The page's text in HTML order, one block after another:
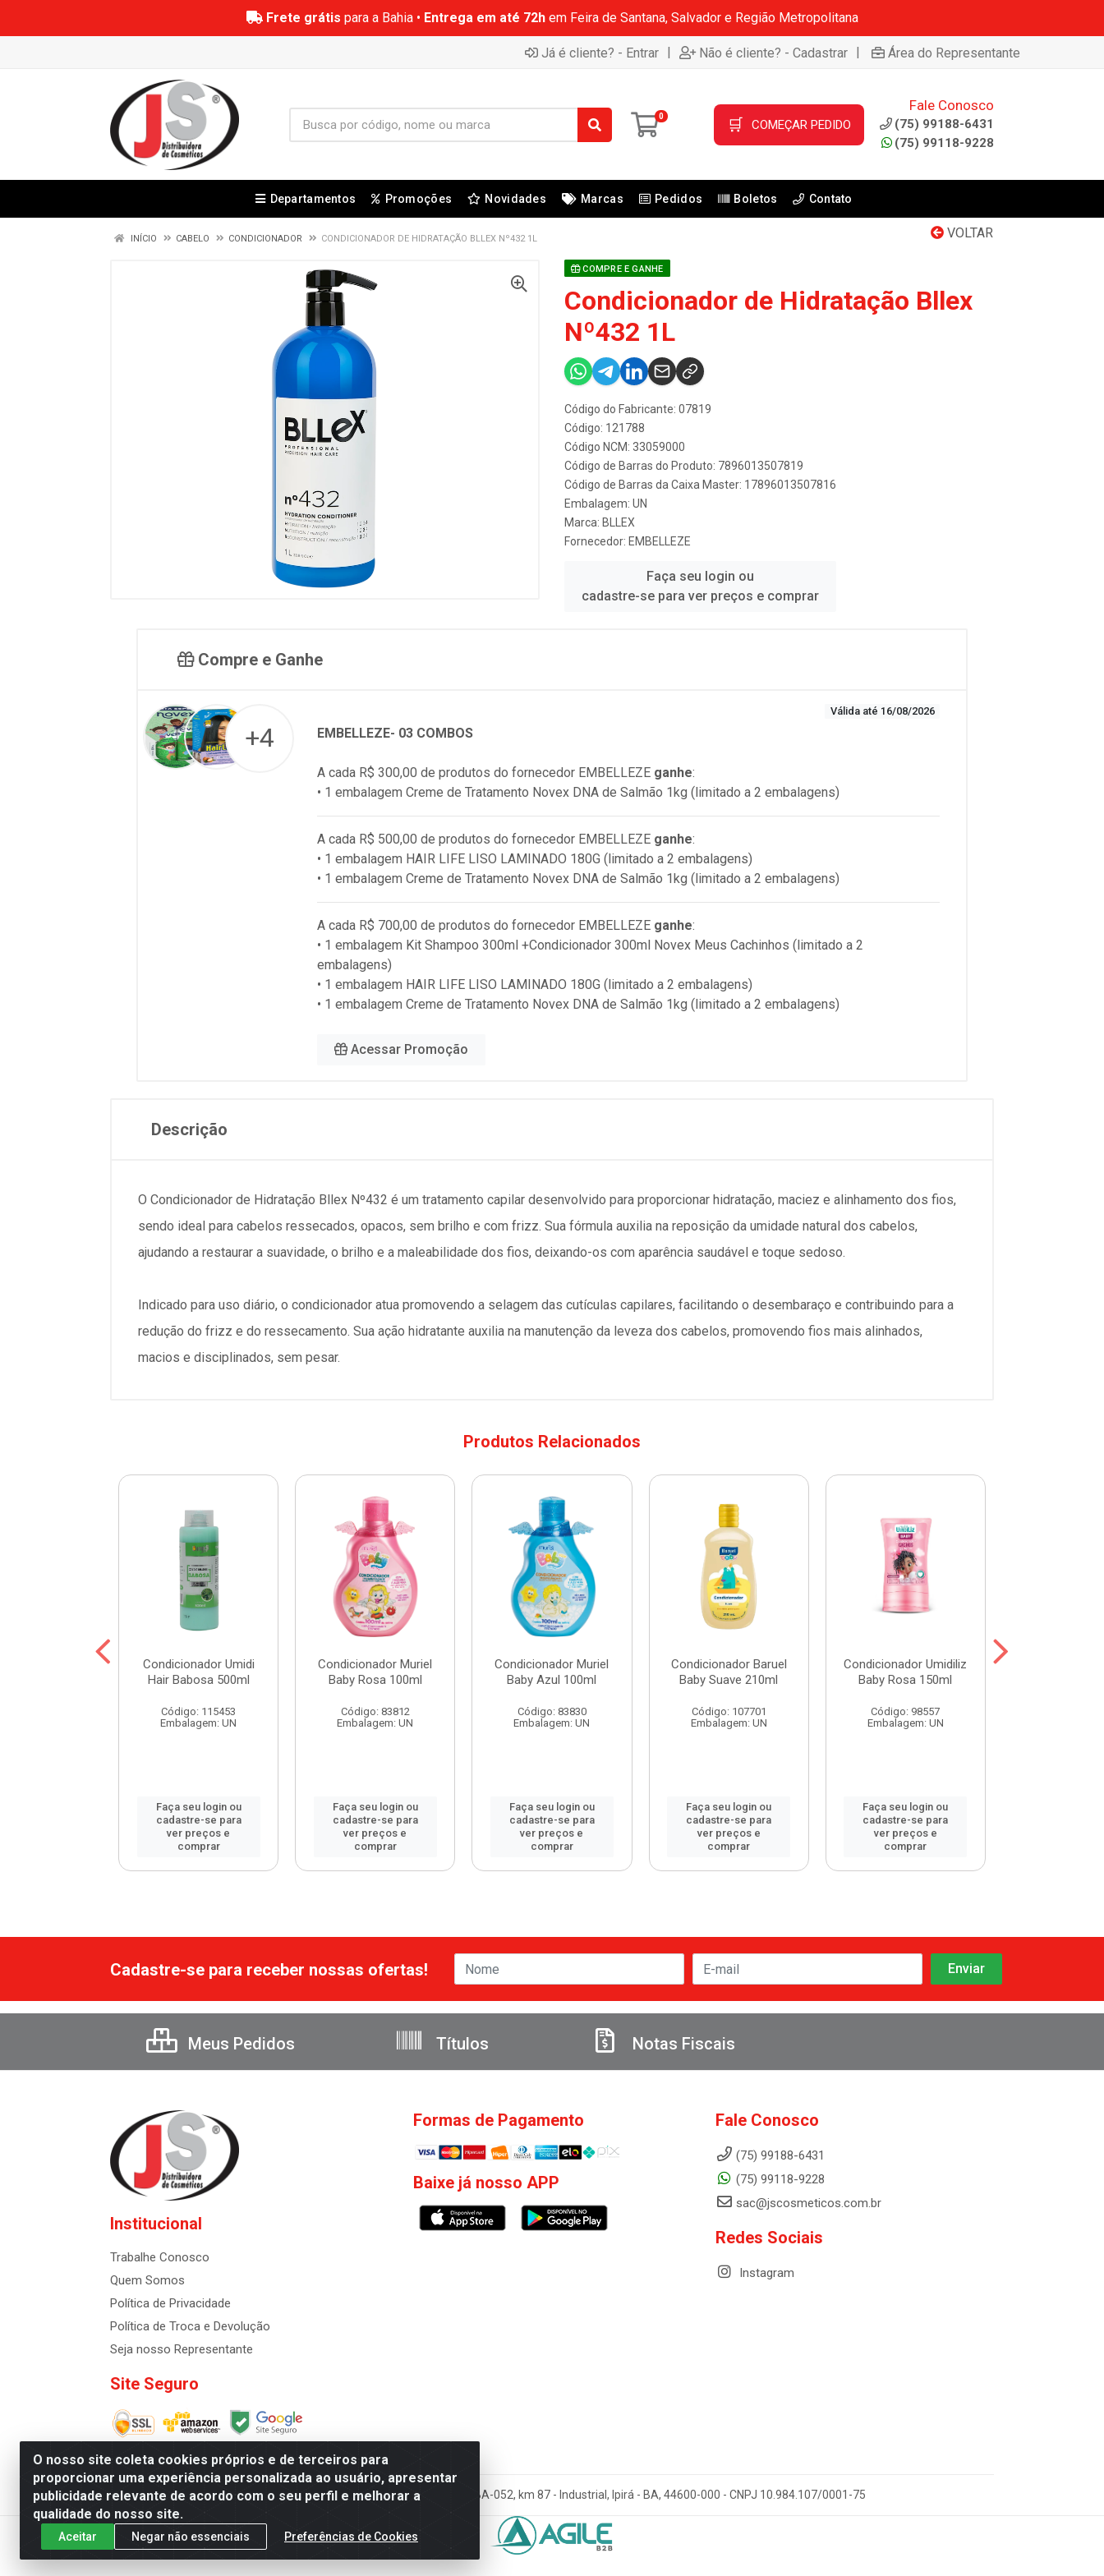
Frete grátis para a Bahia • Entrega em até 72hem Feira de Santana, Salvador e Região Metropolitana
Já é cliente? - Entrar | Não é cliente? - Cadastrar | Área do Representante
0 🛒 COMEÇAR PEDIDO
Fale Conosco
(75) 99188-6431
(75) 99118-9228
Departamentos Promoções Novidades Marcas Pedidos Boletos Contato
VOLTAR
INÍCIO CABELO CONDICIONADOR CONDICIONADOR DE HIDRATAÇÃO BLLEX Nº432 1L
COMPRE E GANHE
Condicionador de Hidratação Bllex
Nº432 1L
Código do Fabricante: 07819
Código: 121788
Código NCM: 33059000
Código de Barras do Produto: 7896013507819
Código de Barras da Caixa Master: 17896013507816
Embalagem: UN
Marca: BLLEX
Fornecedor: EMBELLEZE
Faça seu login ou
cadastre-se para ver preços e comprar
Compre e Ganhe
+4
Válida até 16/08/2026
EMBELLEZE- 03 COMBOS
A cada R$ 300,00 de produtos do fornecedor EMBELLEZE ganhe:
• 1 embalagem Creme de Tratamento Novex DNA de Salmão 1kg (limitado a 2 embalagens)
A cada R$ 500,00 de produtos do fornecedor EMBELLEZE ganhe:
• 1 embalagem HAIR LIFE LISO LAMINADO 180G (limitado a 2 embalagens)
• 1 embalagem Creme de Tratamento Novex DNA de Salmão 1kg (limitado a 2 embalagens)
A cada R$ 700,00 de produtos do fornecedor EMBELLEZE ganhe:
• 1 embalagem Kit Shampoo 300ml +Condicionador 300ml Novex Meus Cachinhos (limitado a 2
embalagens)
• 1 embalagem HAIR LIFE LISO LAMINADO 180G (limitado a 2 embalagens)
• 1 embalagem Creme de Tratamento Novex DNA de Salmão 1kg (limitado a 2 embalagens)
Acessar Promoção
Descrição
O Condicionador de Hidratação Bllex Nº432 é um tratamento capilar desenvolvido para proporcionar hidratação, maciez e alinhamento dos fios,
sendo ideal para cabelos ressecados, opacos, sem brilho e com frizz. Sua fórmula auxilia na reposição da umidade natural dos cabelos,
ajudando a restaurar a suavidade, o brilho e a maleabilidade dos fios, deixando-os com aparência saudável e toque sedoso.
Indicado para uso diário, o condicionador atua promovendo a selagem das cutículas capilares, facilitando o desembaraço e contribuindo para a
redução do frizz e do ressecamento. Sua ação hidratante auxilia na manutenção da leveza dos cabelos, promovendo fios mais alinhados,
macios e disciplinados, sem pesar.
Produtos Relacionados
Condicionador Umidi
Hair Babosa 500ml
Código: 115453
Embalagem: UN
Faça seu login ou
cadastre-se para
ver preços e
comprar
Condicionador Muriel
Baby Rosa 100ml
Código: 83812
Embalagem: UN
Faça seu login ou
cadastre-se para
ver preços e
comprar
Condicionador Muriel
Baby Azul 100ml
Código: 83830
Embalagem: UN
Faça seu login ou
cadastre-se para
ver preços e
comprar
Condicionador Baruel
Baby Suave 210ml
Código: 107701
Embalagem: UN
Faça seu login ou
cadastre-se para
ver preços e
comprar
Condicionador Umidiliz
Baby Rosa 150ml
Código: 98557
Embalagem: UN
Faça seu login ou
cadastre-se para
ver preços e
comprar
O nosso site coleta cookies próprios e de terceiros para
proporcionar uma experiência personalizada ao usuário, apresentar
publicidade relevante de acordo com o seu perfil e melhorar a
qualidade do nosso site.
Aceitar Negar não essenciais Preferências de Cookies
Cadastre-se para receber nossas ofertas!
Meus Pedidos Títulos Notas Fiscais
Institucional
Trabalhe Conosco
Quem Somos
Política de Privacidade
Política de Troca e Devolução
Seja nosso Representante
Site Seguro
Formas de Pagamento
Baixe já nosso APP
Fale Conosco
(75) 99188-6431
(75) 99118-9228
sac@jscosmeticos.com.br
Redes Sociais
Instagram
Distribuidora de Cosméticos Antoneto LTDA - BA-052, km 87 - Industrial, Ipirá - BA, 44600-000 - CNPJ 10.984.107/0001-75